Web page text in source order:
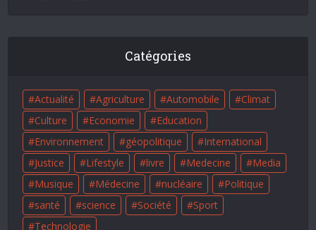
Catégories
Actualité Agriculture Automobile
Climat
Culture
Economie
Education
Environnement
géopolitique
International
Justice
Lifestyle livre Medecine
Media
Musique
Médecine nucléaire
Politique
santé
science Société
Sport
Technologie